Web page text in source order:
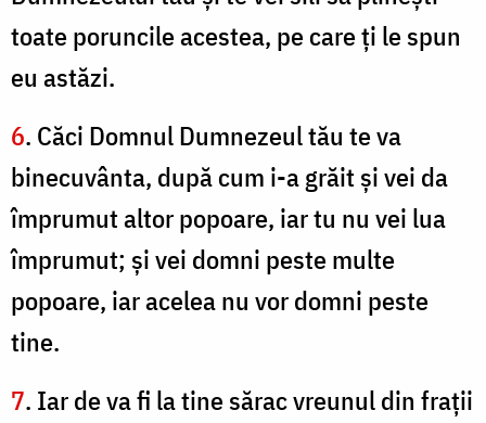
toate poruncile acestea, pe care ţi le spun
eu astăzi.
6. Căci Domnul Dumnezeul tău te va
binecuvânta, după cum i-a grăit şi vei da
împrumut altor popoare, iar tu nu vei lua
împrumut; şi vei domni peste multe
popoare, iar acelea nu vor domni peste
tine.
7. Iar de va fi la tine sărac vreunul din fraţii